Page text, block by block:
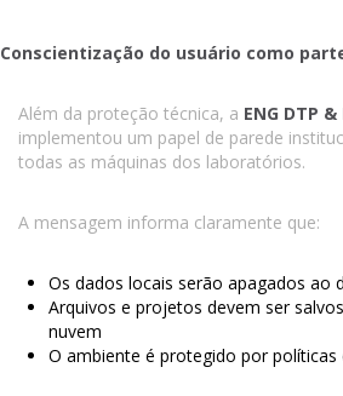
Conscientização do usuário como
Além da proteção técnica, a ENG DTP
implementou um papel de parede
todas as máquinas dos laboratórios.
A mensagem informa claramente que:
Os dados locais serão apagados ao
Arquivos e projetos devem ser
nuvem
O ambiente é protegido por políticas